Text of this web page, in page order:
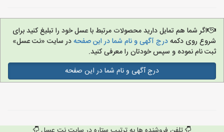
اگر شما هم تمایل دارید محصولات مرتبط با عسل خود را تبلیغ کنید برای
شروع روی دکمهدرج آگهی و نام شما در این صفحهدر سایت «نت عسل»
ثبت نام نموده و سپس خودتان را معرفی کنید.
درج آگهی و نام شما در این صفحه